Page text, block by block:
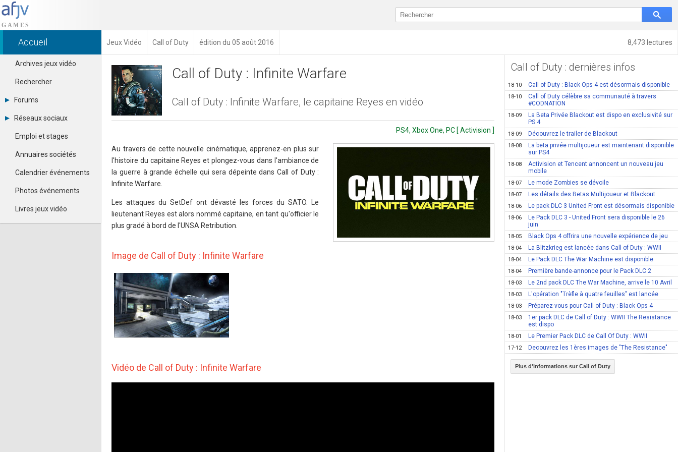
8,473 lectures
Accueil Jeux Vidéo Call of Duty édition du 05 août 2016
Archives jeux vidéo
Rechercher
Forums
Tous les forums
Se connecter
Contacter un modérateur
Réseaux sociaux
Dailymotion
Facebook
Google+
Pinterest
Youtube
Emploi et stages
Annuaires sociétés
Calendrier événements
Photos événements
Livres jeux vidéo
Call of Duty : Infinite Warfare
Call of Duty : Infinite Warfare, le capitaine Reyes en vidéo
PS4, Xbox One, PC [ Activision ]
Au travers de cette nouvelle cinématique, apprenez-en plus sur
l'histoire du capitaine Reyes et plongez-vous dans l'ambiance de
la guerre à grande échelle qui sera dépeinte dans Call of Duty :
Infinite Warfare.
Les attaques du SetDef ont dévasté les forces du SATO. Le
lieutenant Reyes est alors nommé capitaine, en tant qu'officier le
plus gradé à bord de l'UNSA Retribution.
Image de Call of Duty : Infinite Warfare
Vidéo de Call of Duty : Infinite Warfare
Call of Duty : dernières infos
18-10 Call of Duty : Black Ops 4 est désormais disponible
18-10
Call of Duty célèbre sa communauté à travers
#CODNATION
18-09
La Beta Privée Blackout est dispo en exclusivité sur
PS 4
18-09 Découvrez le trailer de Blackout
18-08
La beta privée multijoueur est maintenant disponible
sur PS4
18-08
Activision et Tencent annoncent un nouveau jeu
mobile
18-07 Le mode Zombies se dévoile
18-07 Les détails des Betas Multijoueur et Blackout
18-06 Le pack DLC 3 United Front est désormais disponible
18-06
Le Pack DLC 3 - United Front sera disponible le 26
juin
18-05 Black Ops 4 offrira une nouvelle expérience de jeu
18-04 La Blitzkrieg est lancée dans Call of Duty : WWII
18-04 Le Pack DLC The War Machine est disponible
18-04 Première bande-annonce pour le Pack DLC 2
18-03 Le 2nd pack DLC The War Machine, arrive le 10 Avril
18-03 L'opération "Trèfle à quatre feuilles" est lancée
18-03 Préparez-vous pour Call of Duty : Black Ops 4
18-03
1er pack DLC de Call of Duty : WWII The Resistance
est dispo
18-01 Le Premier Pack DLC de Call Of Duty : WWII
17-12 Decouvrez les 1ères images de "The Resistance"
Plus d'informations sur Call of Duty